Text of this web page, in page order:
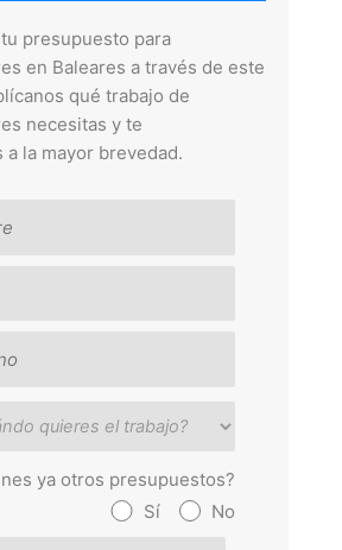
tu presupuesto para
en Baleares a través de este
qué trabajo de
necesitas y te
la mayor brevedad.
ya otros presupuestos?
Sí
No